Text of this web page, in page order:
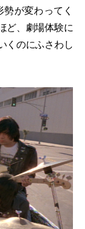
が変わってく
ど、劇場体験に
くのにふさわし